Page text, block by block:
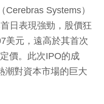
Systems）
日表現強勁，股價狂
美元，遠高於其首次
價。此次IPO的成
潮對資本市場的巨大